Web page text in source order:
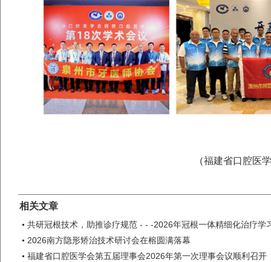
（福建省口腔医
相关文章
共研冠根技术，助推诊疗规范 - - -2026年冠根一体精细化治疗学
2026南方隐形矫治技术研讨会在榕圆满落幕
福建省口腔医学会第五届理事会2026年第一次理事会议顺利召开